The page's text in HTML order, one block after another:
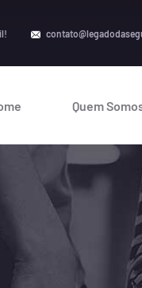
Quem